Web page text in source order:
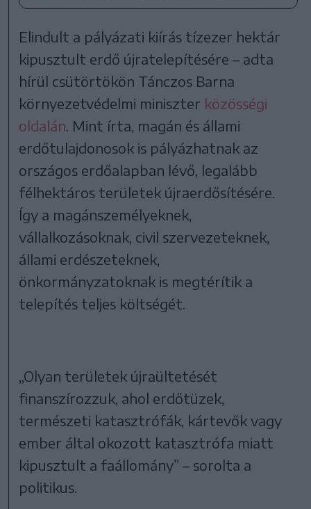
Elindult a pályázati kiírás tízezer hektár
kipusztult erdő újratelepítésére – adta
hírül csütörtökön Tánczos Barna
környezetvédelmi miniszter közösségi
oldalán . Mint írta, magán és állami
erdőtulajdonosok is pályázhatnak az
országos erdőalapban lévő, legalább
félhektáros területek újraerdősítésére.
Így a magánszemélyeknek,
vállalkozásoknak, civil szervezeteknek,
állami erdészeteknek,
önkormányzatoknak is megtérítik a
telepítés teljes költségét.
„Olyan területek újraültetését
finanszírozzuk, ahol erdőtüzek,
természeti katasztrófák, kártevők vagy
ember által okozott katasztrófa miatt
kipusztult a faállomány” – sorolta a
politikus.